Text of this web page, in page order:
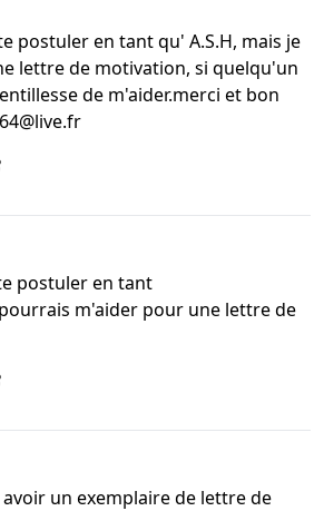
postuler en tant qu' A.S.H, mais je
lettre de motivation, si quelqu'un
de m'aider.merci et bon
postuler en tant
m'aider pour une lettre de
un exemplaire de lettre de